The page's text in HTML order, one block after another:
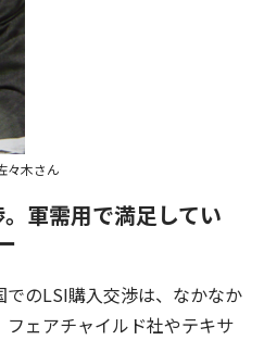
々木さん
軍需用で満足してい
でのLSI購入交渉は、なかなか
ェアチャイルド社やテキサ